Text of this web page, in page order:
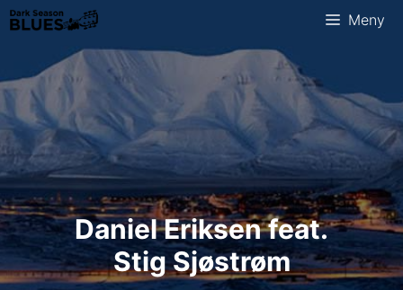
Hopp
til
innhold
Meny
Daniel Eriksen feat.
Stig Sjøstrøm